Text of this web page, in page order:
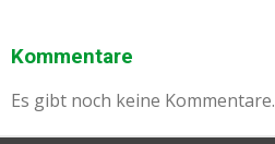
Kommentare
Es gibt noch keine Kommentare.